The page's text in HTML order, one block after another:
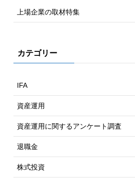
上場企業の取材特集
カテゴリー
IFA
資産運用
資産運用に関するアンケート調査
退職金
株式投資